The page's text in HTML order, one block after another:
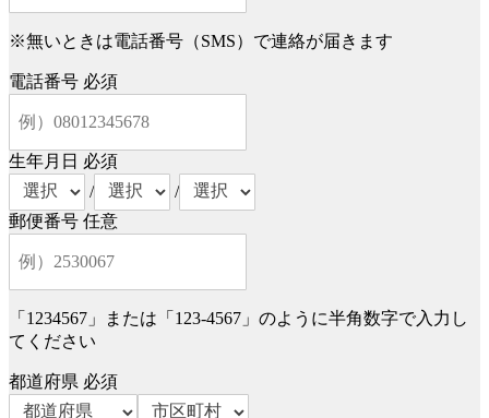
※無いときは電話番号（SMS）で連絡が届きます
電話番号 必須
生年月日 必須
/
/
郵便番号 任意
「1234567」または「123-4567」のように半角数字で入力し
てください
都道府県 必須